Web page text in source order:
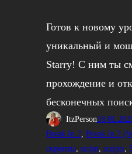
Готов к новому
уникальный и
Starry! С ним ты
прохождение и
бесконечных
ItzPerson
Break In 2, Break In 2
скрипты, script, scripts,